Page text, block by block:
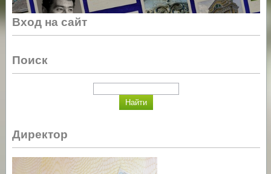
Вход на сайт
Поиск
Директор